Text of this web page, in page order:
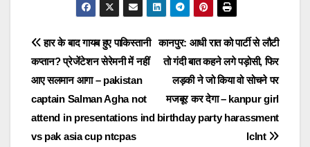
Post
navigation
कानपुर: आधी रात को पार्टी से लौटी
तो गंदी बात कहने लगे पड़ोसी, फिर
लड़की ने जो किया वो सोचने पर
मजबूर कर देगा – kanpur girl
birthday party harassment
lclnt
हार के बाद गायब हुए पाकिस्तानी
कप्तान? प्रेजेंटेशन सेरेमनी में नहीं
आए सलमान आगा – pakistan
captain Salman Agha not
attend in presentations ind
vs pak asia cup ntcpas